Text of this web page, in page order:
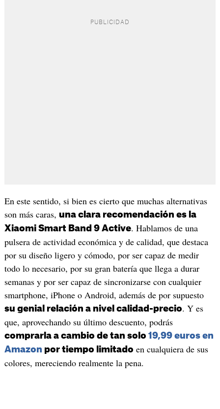
En este sentido, si bien es cierto que muchas alternativas
son más caras, una clara recomendación es la
Xiaomi Smart Band 9 Active. Hablamos de una
pulsera de actividad económica y de calidad, que destaca
por su diseño ligero y cómodo, por ser capaz de medir
todo lo necesario, por su gran batería que llega a durar
semanas y por ser capaz de sincronizarse con cualquier
smartphone, iPhone o Android, además de por supuesto
su genial relación a nivel calidad-precio. Y es
que, aprovechando su último descuento, podrás
comprarla a cambio de tan solo 19,99 euros en
Amazon por tiempo limitado en cualquiera de sus
colores, mereciendo realmente la pena.